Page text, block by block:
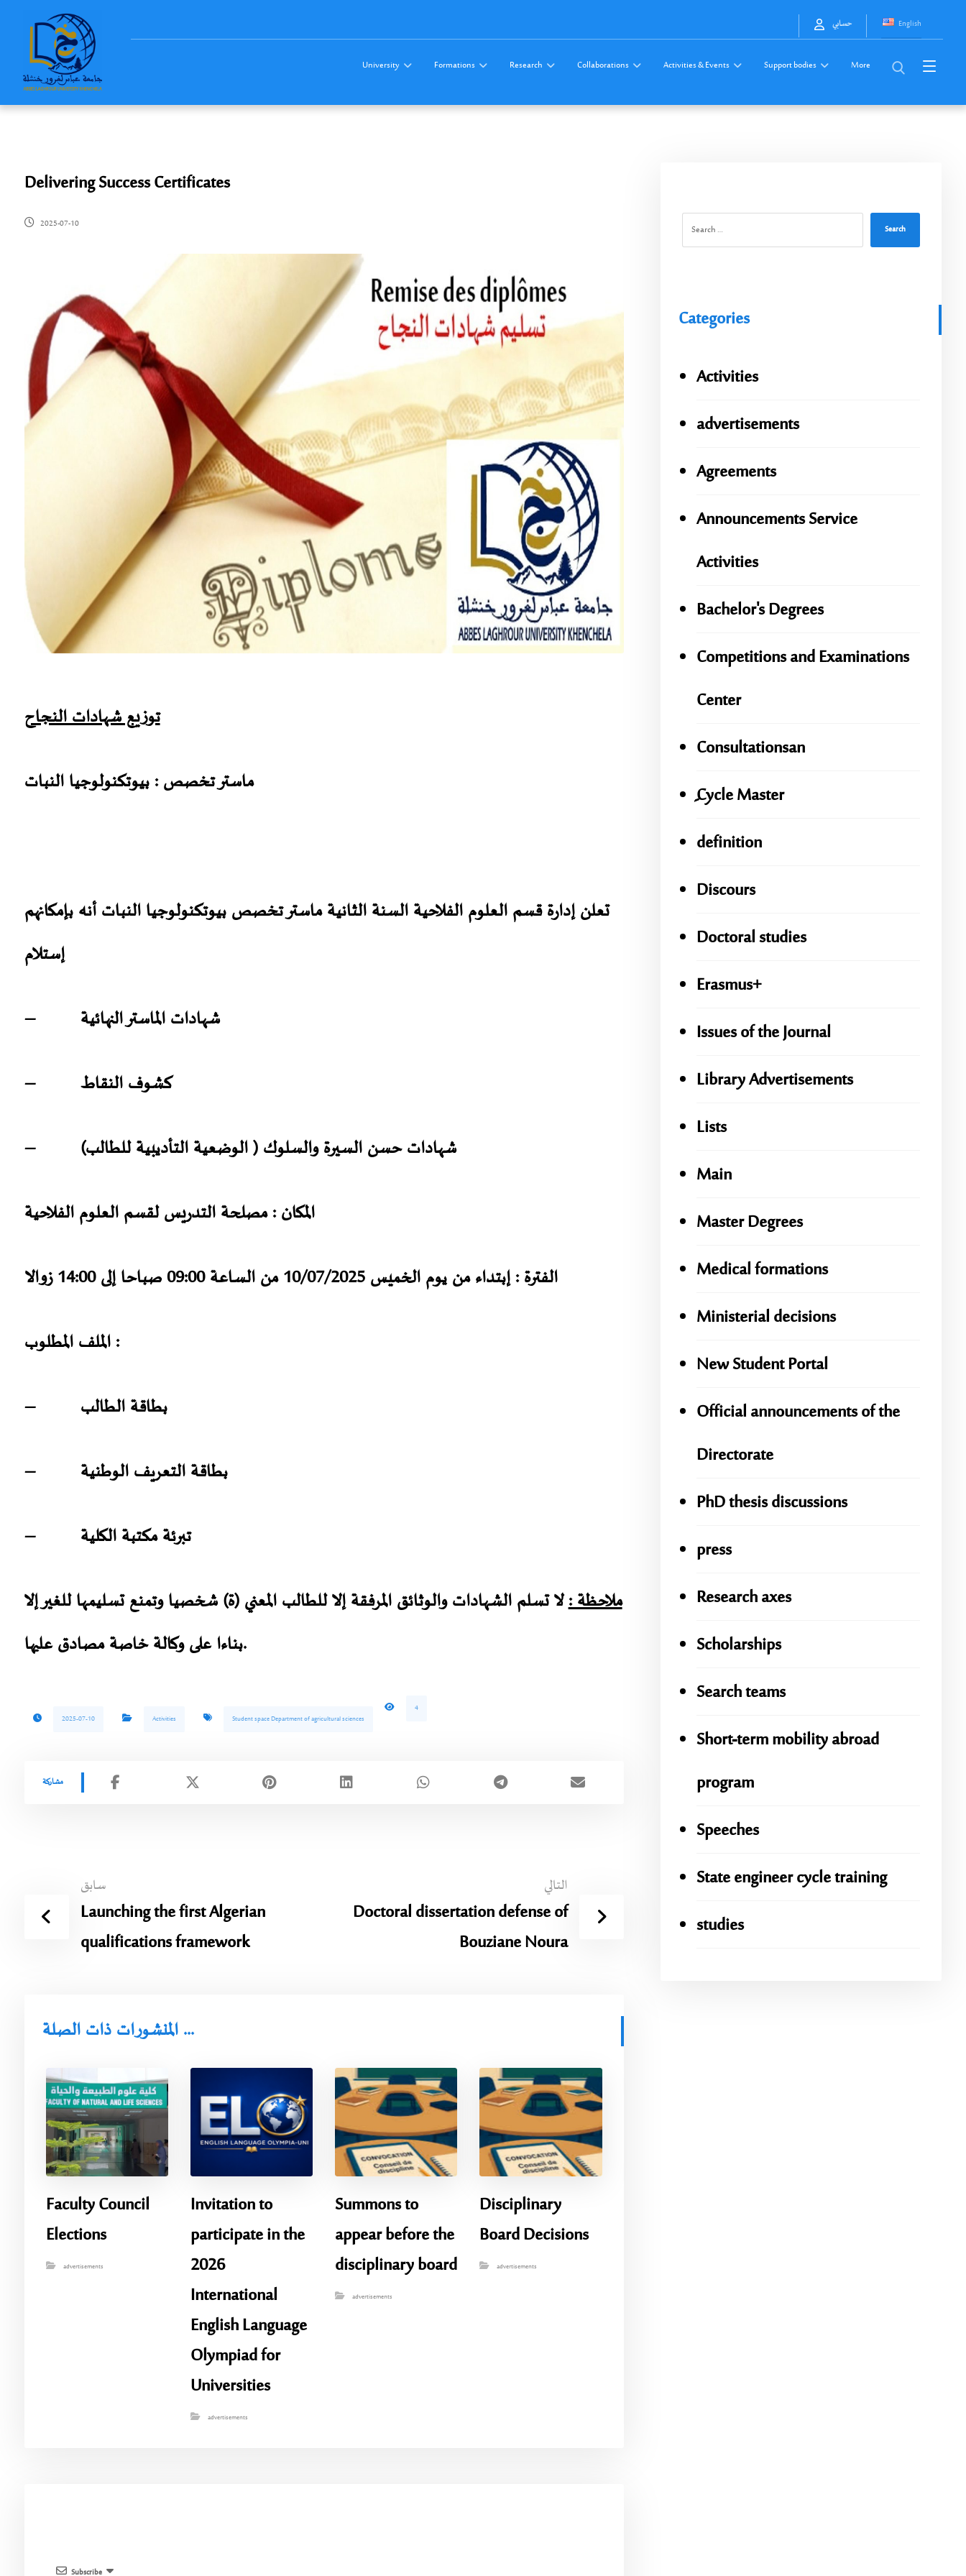
English حسابي
University Formations Research Collaborations Activities & Events Support bodies More
Delivering Success Certificates
2025-07-10
توزيع شهادات النجاح
ماستر تخصص : بيوتكنولوجيا النبات
تعلن إدارة قسم العلوم الفلاحية السنة الثانية ماستر تخصص بيوتكنولوجيا النبات أنه بإمكانهم
إستلام
– شهادات الماستر النهائية
– كشوف النقاط
– شهادات حسن السيرة والسلوك ( الوضعية التأديبية للطالب)
المكان: مصلحة التدريس لقسم العلوم الفلاحية
الفترة :إبتداء من يوم الخميس 10/07/2025 من الساعة 09:00 صباحا إلى 14:00 زوالا
الملف المطلوب :
– بطاقة الطالب
– بطاقة التعريف الوطنية
– تبرئة مكتبة الكلية
ملاحظة :لا تسلم الشهادات والوثائق المرفقة إلا للطالب المعني (ة) شخصيا وتمنع تسليمها للغير إلا
بناءا على وكالة خاصة مصادق عليها.
2025-07-10 Activities Student space Department of agricultural sciences
4
سابق
Launching the first Algerian
qualifications framework
التالي
Doctoral dissertation defense of
Bouziane Noura
المنشورات ذات الصلة ...
Faculty Council
Elections
advertisements
Invitation to
participate in the
2026
International
English Language
Olympiad for
Universities
advertisements
Summons to
appear before the
disciplinary board
advertisements
Disciplinary
Board Decisions
advertisements
Search
Categories
Activities
advertisements
Agreements
Announcements Service
Activities
Bachelor's Degrees
Competitions and Examinations
Center
Consultationsan
ِِِCycle Master
definition
Discours
Doctoral studies
Erasmus+
Issues of the Journal
Library Advertisements
Lists
Main
Master Degrees
Medical formations
Ministerial decisions
New Student Portal
Official announcements of the
Directorate
PhD thesis discussions
press
Research axes
Scholarships
Search teams
Short-term mobility abroad
program
Speeches
State engineer cycle training
studies